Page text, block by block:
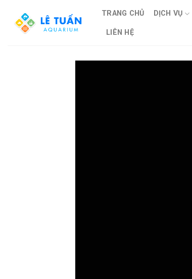
content
TRANG CHỦ DỊCH VỤ
LIÊN HỆ